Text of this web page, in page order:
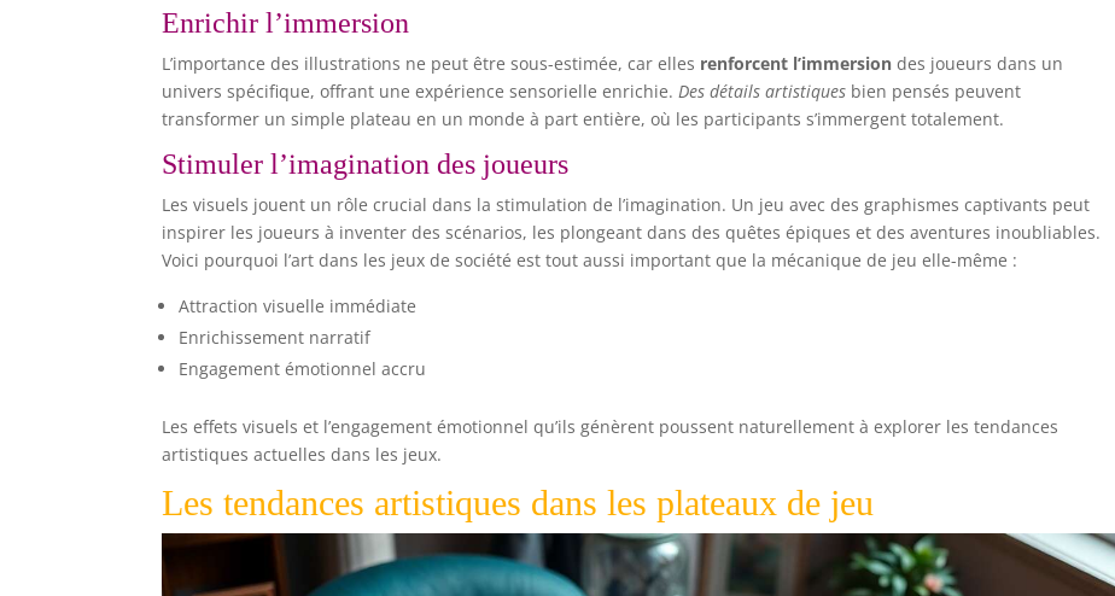
Enrichir l’immersion
L’importance des illustrations ne peut être sous-estimée, car elles renforcent l’immersion des joueurs dans un
univers spécifique, offrant une expérience sensorielle enrichie.Des détails artistiques bien pensés peuvent
transformer un simple plateau en un monde à part entière, où les participants s’immergent totalement.
Stimuler l’imagination des joueurs
Les visuels jouent un rôle crucial dans la stimulation de l’imagination. Un jeu avec des graphismes captivants peut
inspirer les joueurs à inventer des scénarios, les plongeant dans des quêtes épiques et des aventures inoubliables.
Voici pourquoi l’art dans les jeux de société est tout aussi important que la mécanique de jeu elle-même :
Attraction visuelle immédiate
Enrichissement narratif
Engagement émotionnel accru
Les effets visuels et l’engagement émotionnel qu’ils génèrent poussent naturellement à explorer les tendances
artistiques actuelles dans les jeux.
Les tendances artistiques dans les plateaux de jeu